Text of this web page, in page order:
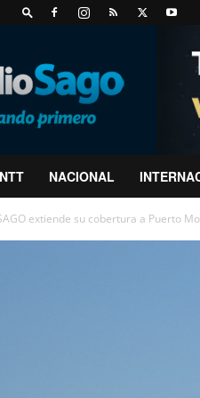
NACIONAL
extiende su cobertura a Puerto